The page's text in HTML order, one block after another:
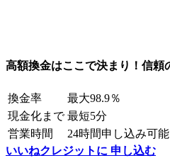
高額換金はここで決まり！信頼
換金率
最大98.9％
現金化まで 最短5分
営業時間
24時間申し込み可能
いいねクレジットに 申し込む